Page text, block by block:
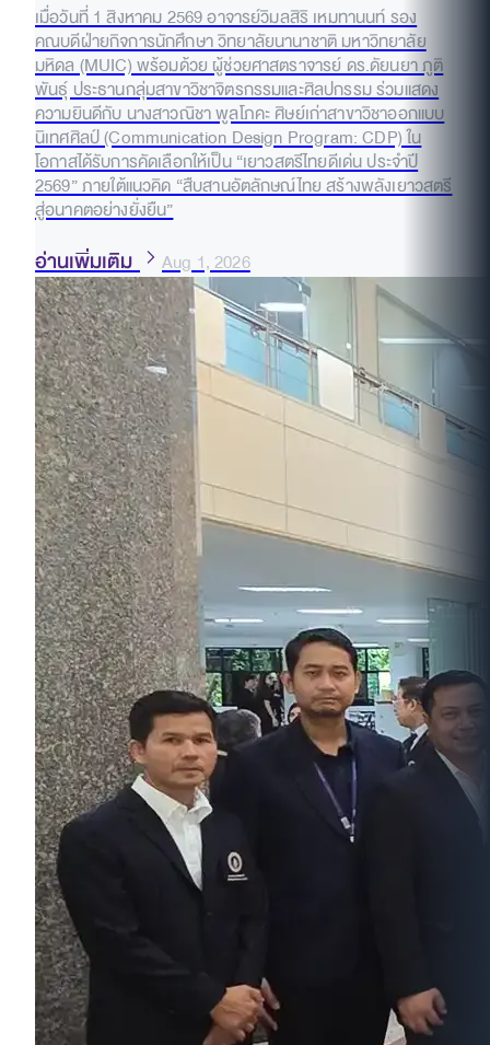
เมื่อวันที่ 1 สิงหาคม 2569 อาจารย์วิมลสิริ เหมทานนท์ รอง
คณบดีฝ่ายกิจการนักศึกษา วิทยาลัยนานาชาติ มหาวิทยาลัย
มหิดล (MUIC) พร้อมด้วย ผู้ช่วยศาสตราจารย์ ดร.ดัยนยา ภูติ
พันธุ์ ประธานกลุ่มสาขาวิชาจิตรกรรมและศิลปกรรม ร่วมแสดง
ความยินดีกับ นางสาวณิชา พูลโภคะ ศิษย์เก่าสาขาวิชาออกแบบ
นิเทศศิลป์ (Communication Design Program: CDP) ใน
โอกาสได้รับการคัดเลือกให้เป็น “เยาวสตรีไทยดีเด่น ประจำปี
2569” ภายใต้แนวคิด “สืบสานอัตลักษณ์ไทย สร้างพลังเยาวสตรี
สู่อนาคตอย่างยั่งยืน”
อ่านเพิ่มเติม Aug 1, 2026